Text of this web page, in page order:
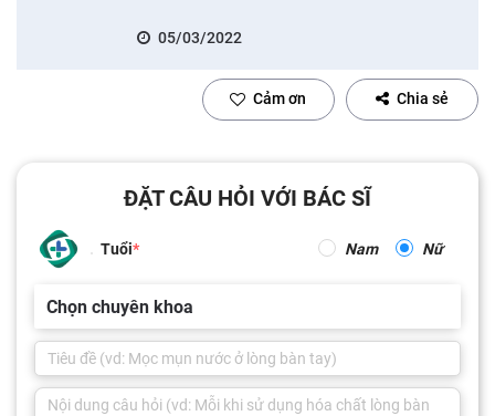
05/03/2022
Cảm ơn Chia sẻ
ĐẶT CÂU HỎI VỚI BÁC SĨ
Tuổi Nam Nữ
Chọn chuyên khoa